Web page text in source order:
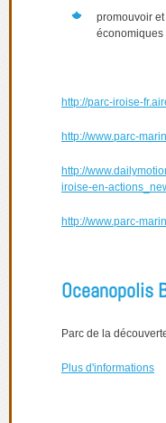
promouvoir
économiques
http://parc-iroise-
http://www.parc-
http://
iroise-en-
http://www.parc-
Oceanopolis
Parc de la
Plus d'informations